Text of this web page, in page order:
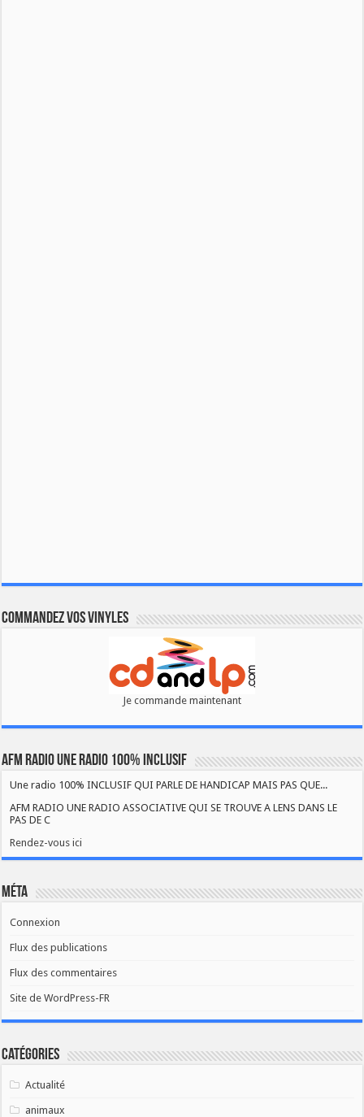
Commandez vos vinyles
Je commande maintenant
AFM RADIO UNE RADIO 100% INCLUSIF
Une radio 100% INCLUSIF QUI PARLE DE HANDICAP MAIS PAS QUE...
AFM RADIO UNE RADIO ASSOCIATIVE QUI SE TROUVE A LENS DANS LE
PAS DE C
Rendez-vous ici
Méta
Connexion
Flux des publications
Flux des commentaires
Site de WordPress-FR
Catégories
Actualité
animaux